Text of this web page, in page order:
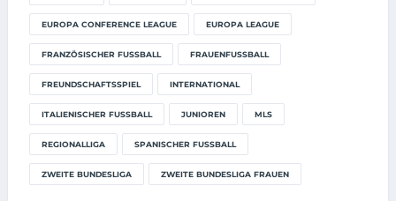
EUROPA CONFERENCE LEAGUE EUROPA LEAGUE
FRANZÖSISCHER FUSSBALL FRAUENFUSSBALL
FREUNDSCHAFTSSPIEL INTERNATIONAL
ITALIENISCHER FUSSBALL JUNIOREN MLS
REGIONALLIGA SPANISCHER FUSSBALL
ZWEITE BUNDESLIGA ZWEITE BUNDESLIGA FRAUEN